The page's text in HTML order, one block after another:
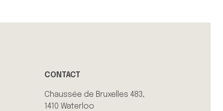
CONTACT
Chaussée de Bruxelles 483,
1410 Waterloo